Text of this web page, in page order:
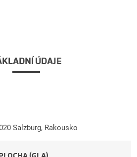
ÚDAJE
Salzburg, Rakousko